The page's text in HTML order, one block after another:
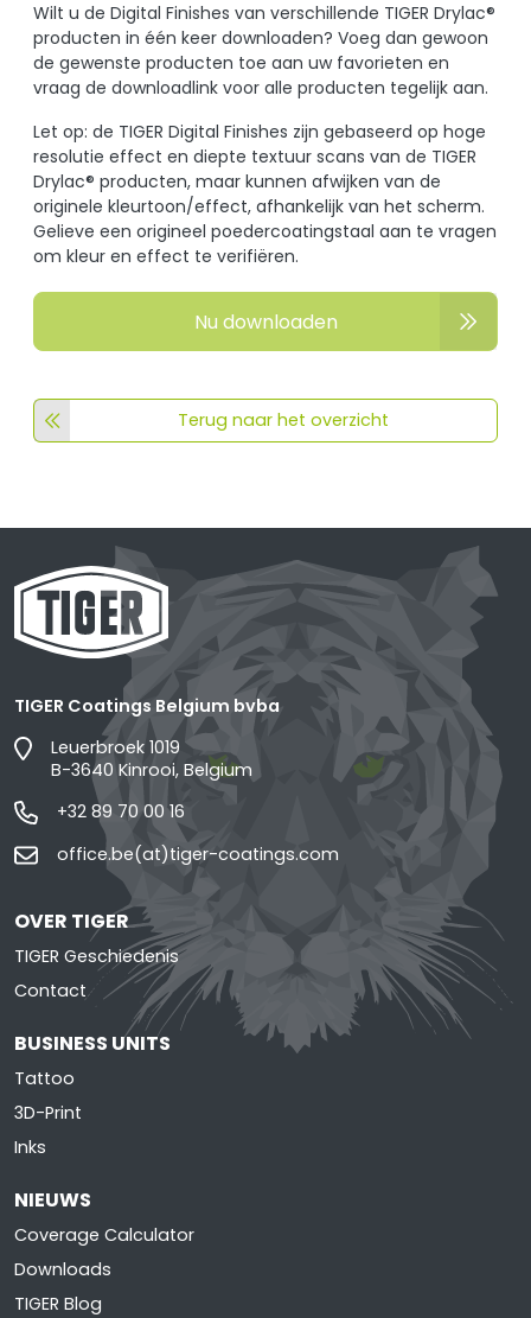
Wilt u de Digital Finishes van verschillende TIGER Drylac®
producten in één keer downloaden? Voeg dan gewoon
de gewenste producten toe aan uw favorieten en
vraag de downloadlink voor alle producten tegelijk aan.
Let op: de TIGER Digital Finishes zijn gebaseerd op hoge
resolutie effect en diepte textuur scans van de TIGER
Drylac® producten, maar kunnen afwijken van de
originele kleurtoon/effect, afhankelijk van het scherm.
Gelieve een origineel poedercoatingstaal aan te vragen
om kleur en effect te verifiëren.
Nu downloaden
Terug naar het overzicht
TIGER Coatings Belgium bvba
Leuerbroek 1019
B-3640 Kinrooi, Belgium
+32 89 70 00 16
office.be(at)tiger-coatings.com
OVER TIGER
TIGER Geschiedenis
Contact
BUSINESS UNITS
Tattoo
3D-Print
Inks
NIEUWS
Coverage Calculator
Downloads
TIGER Blog